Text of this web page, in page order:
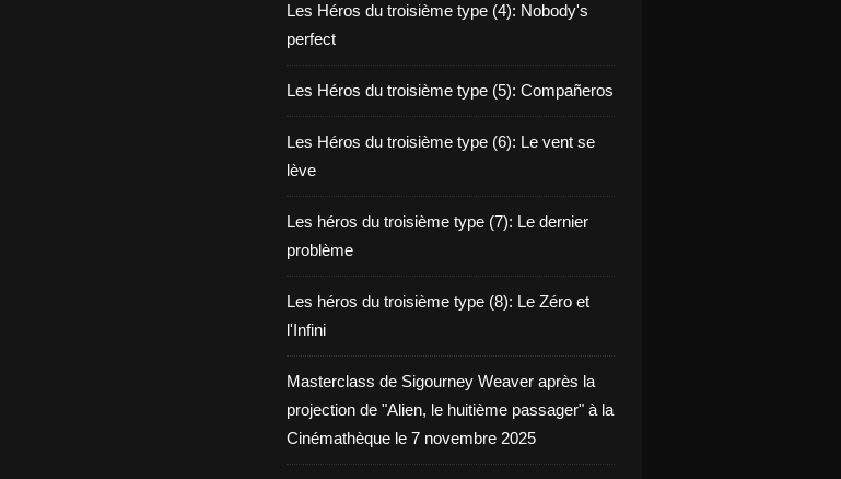
Les Héros du troisième type (4): Nobody's
perfect
Les Héros du troisième type (5): Compañeros
Les Héros du troisième type (6): Le vent se
lève
Les héros du troisième type (7): Le dernier
problème
Les héros du troisième type (8): Le Zéro et
l'Infini
Masterclass de Sigourney Weaver après la
projection de "Alien, le huitième passager" à la
Cinémathèque le 7 novembre 2025